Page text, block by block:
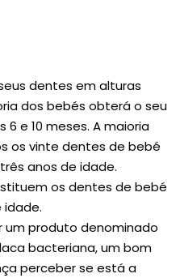
dentes em alturas
dos bebés obterá o seu
e 10 meses. A maioria
os vinte dentes de bebé
anos de idade.
os dentes de bebé
idade.
um produto denominado
bacteriana, um bom
perceber se está a